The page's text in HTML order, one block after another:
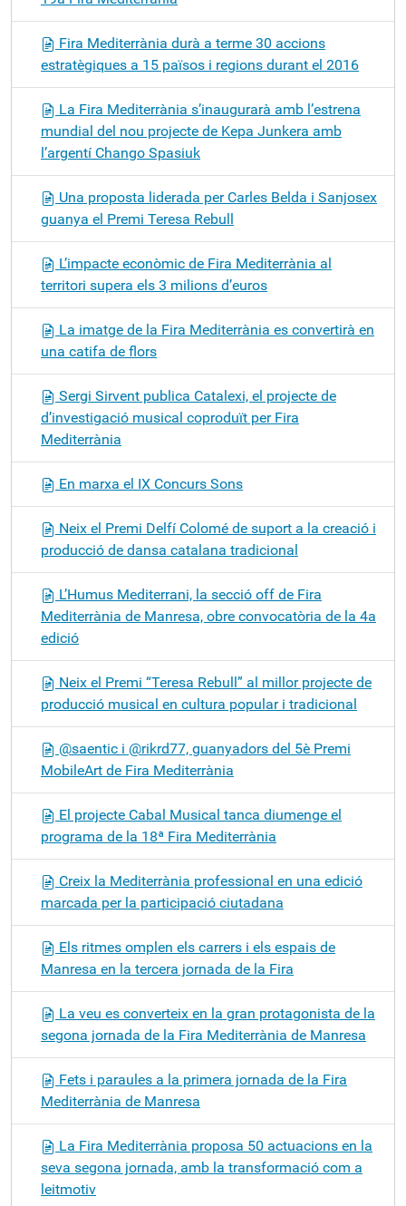
Fira Mediterrània durà a terme 30 accions
estratègiques a 15 països i regions durant el 2016
La Fira Mediterrània s’inaugurarà amb l’estrena
mundial del nou projecte de Kepa Junkera amb
l’argentí Chango Spasiuk
Una proposta liderada per Carles Belda i Sanjosex
guanya el Premi Teresa Rebull
L’impacte econòmic de Fira Mediterrània al
territori supera els 3 milions d’euros
La imatge de la Fira Mediterrània es convertirà en
una catifa de flors
Sergi Sirvent publica Catalexi, el projecte de
d’investigació musical coproduït per Fira
Mediterrània
En marxa el IX Concurs Sons
Neix el Premi Delfí Colomé de suport a la creació i
producció de dansa catalana tradicional
L’Humus Mediterrani, la secció off de Fira
Mediterrània de Manresa, obre convocatòria de la 4a
edició
Neix el Premi “Teresa Rebull” al millor projecte de
producció musical en cultura popular i tradicional
@saentic i @rikrd77, guanyadors del 5è Premi
MobileArt de Fira Mediterrània
El projecte Cabal Musical tanca diumenge el
programa de la 18ª Fira Mediterrània
Creix la Mediterrània professional en una edició
marcada per la participació ciutadana
Els ritmes omplen els carrers i els espais de
Manresa en la tercera jornada de la Fira
La veu es converteix en la gran protagonista de la
segona jornada de la Fira Mediterrània de Manresa
Fets i paraules a la primera jornada de la Fira
Mediterrània de Manresa
La Fira Mediterrània proposa 50 actuacions en la
seva segona jornada, amb la transformació com a
leitmotiv